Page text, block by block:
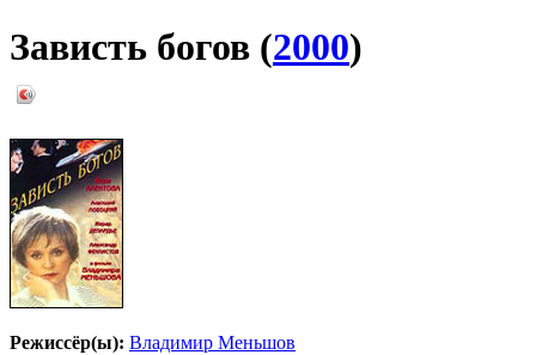
Зависть богов (2000)
Режиссёр(ы): Владимир Меньшов